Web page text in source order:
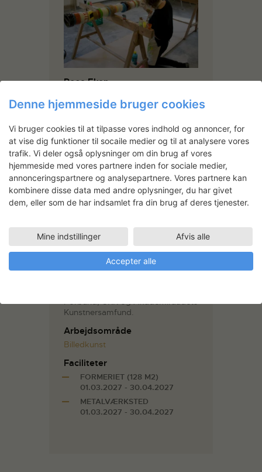
Rose Eken
fra Royal College of Art i London,
gallerier og museer i bl.a.
København, Helsinki, London,
Berlin og San Francisco.
I sit arbejde trækker Rose Eken på
en vifte af forskellige genrer inden
for billedkunsten såsom
videoinstallation, tegning, maleri,
broderi og skulptur. Hendes
pop/rock kulturen, hvor hun
udvælger særlige steder eller
objekter, som igennem tiden har
fået en særlig plads i den
kollektive bevidsthed.
Forbund, UKK og Akademiraadets
Kunstnersamfund.
Arbejdsområde
Billedkunst
Faciliteter
FORMERIET (128 M2)
01.03.2027 - 30.04.2027
METALVÆRKSTED
01.03.2027 - 30.04.2027
Denne hjemmeside bruger cookies
Vi bruger cookies til at tilpasse vores indhold og annoncer, for
at vise dig funktioner til socaile medier og til at analysere vores
trafik. Vi deler også oplysninger om din brug af vores
hjemmeside med vores partnere inden for sociale medier,
annonceringspartnere og analysepartnere. Vores partnere kan
kombinere disse data med andre oplysninger, du har givet
dem, eller som de har indsamlet fra din brug af deres tjenester.
Mine indstillinger Afvis alle
Accepter alle